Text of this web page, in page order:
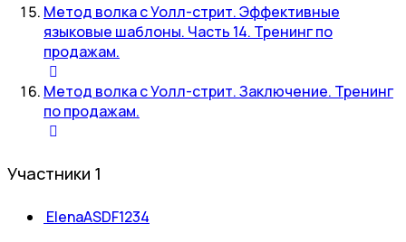
Метод волка с Уолл-стрит. Эффективные
языковые шаблоны. Часть 14. Тренинг по
продажам.
Метод волка с Уолл-стрит. Заключение. Тренинг
по продажам.
Участники 1
ElenaASDF1234